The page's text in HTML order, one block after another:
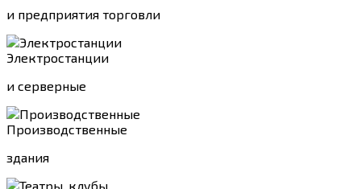
и предприятия торговли
Электростанции
и серверные
Производственные
здания